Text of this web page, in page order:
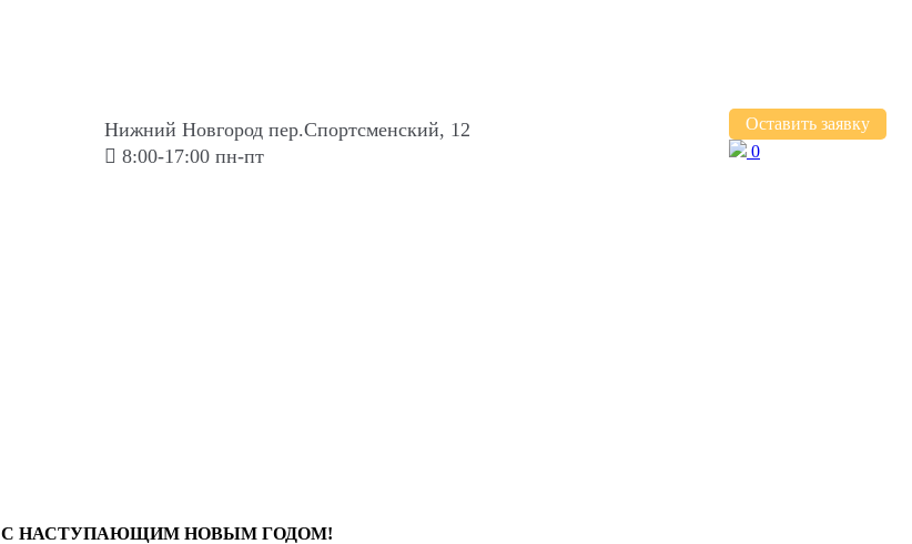
Нижний Новгород пер.Спортсменский, 12
8:00-17:00 пн-пт
Оставить заявку
0
С НАСТУПАЮЩИМ НОВЫМ ГОДОМ!